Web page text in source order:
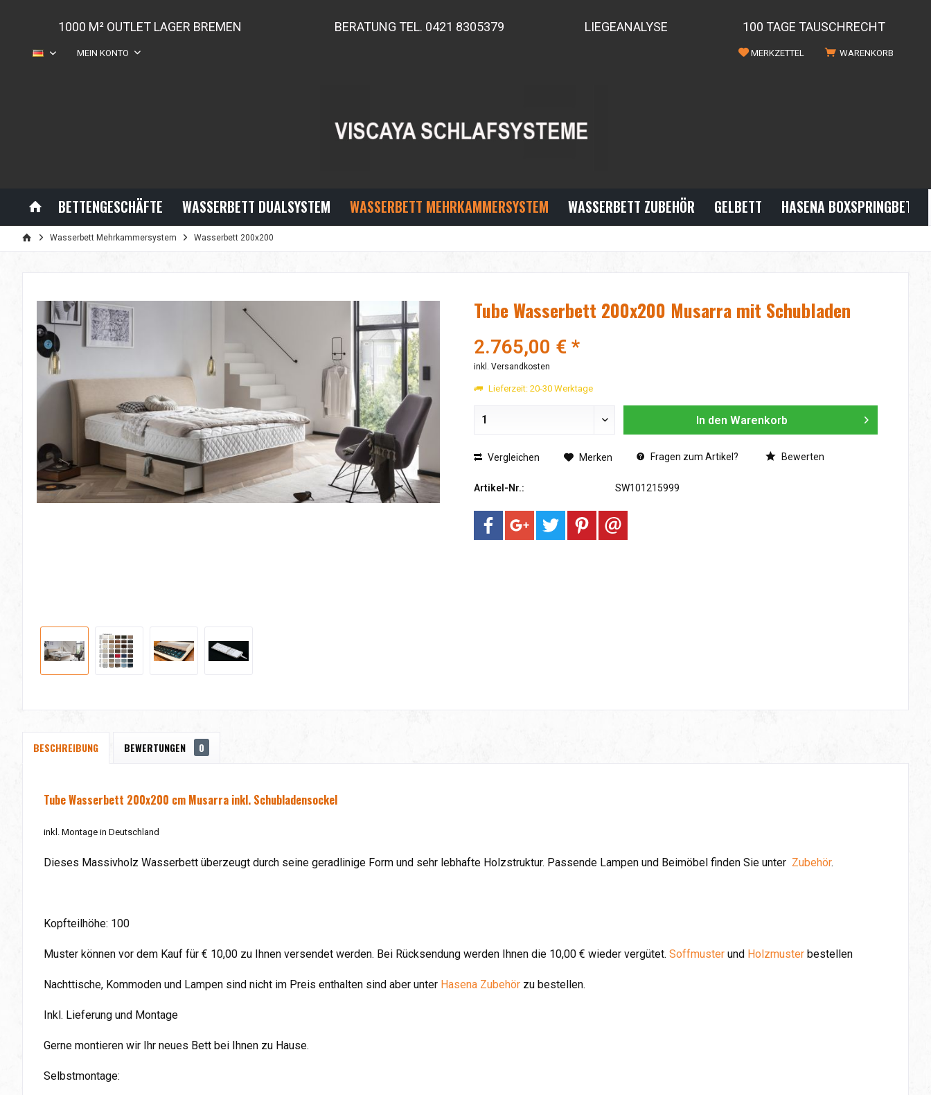
1000 M² OUTLET LAGER BREMEN BERATUNG TEL. 0421 8305379 LIEGEANALYSE 100 TAGE TAUSCHRECHT
WARENKORB
MERKZETTEL
MEIN KONTO
BETTENGESCHÄFTE WASSERBETT DUALSYSTEM WASSERBETT MEHRKAMMERSYSTEM WASSERBETT ZUBEHÖR GELBETT HASENA
Wasserbett Mehrkammersystem Wasserbett 200x200
Tube Wasserbett 200x200 Musarra mit Schubladen
2.765,00 € *
inkl. Versandkosten
Lieferzeit: 20-30 Werktage
In den Warenkorb
Vergleichen Merken Fragen zum Artikel? Bewerten
Artikel-Nr.: SW101215999
BESCHREIBUNG BEWERTUNGEN 0
Tube Wasserbett 200x200 cm Musarra inkl. Schubladensockel
inkl. Montage in Deutschland
Dieses Massivholz Wasserbett überzeugt durch seine geradlinige Form und sehr lebhafte Holzstruktur. Passende Lampen und Beimöbel finden Sie unter Zubehör.
Kopfteilhöhe: 100
Muster können vor dem Kauf für € 10,00 zu Ihnen versendet werden. Bei Rücksendung werden Ihnen die 10,00 € wieder vergütet. Soffmuster und Holzmuster bestellen
Nachttische, Kommoden und Lampen sind nicht im Preis enthalten sind aber unter Hasena Zubehör zu bestellen.
Inkl. Lieferung und Montage
Gerne montieren wir Ihr neues Bett bei Ihnen zu Hause.
Selbstmontage: